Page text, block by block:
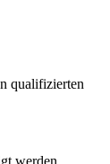
qualifizierten
werden,